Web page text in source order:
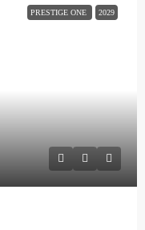
PRESTIGE ONE 2029